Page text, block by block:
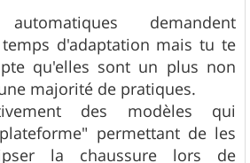
demandent
d'adaptation mais tu te
qu'elles sont un plus non
majorité de pratiques.
des modèles qui
permettant de les
la chaussure lors de